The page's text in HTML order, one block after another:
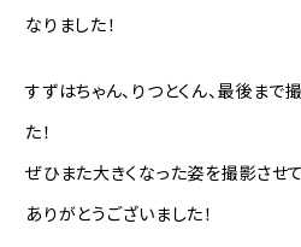
なりました！
すずはちゃん、りつとくん、最後ま
た！
ぜひまた大きくなった姿を撮影させ
ありがとうございました！